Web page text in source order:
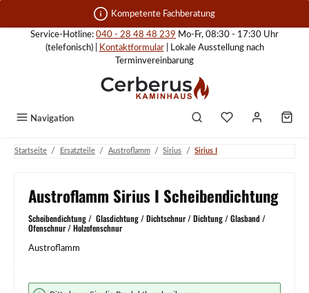
Zum Hauptinhalt springen Kompetente Fachberatung
Service-Hotline: 040 - 28 48 48 239 Mo-Fr, 08:30 - 17:30 Uhr
(telefonisch) |
Kontaktformular| Lokale Ausstellung nach
Terminvereinbarung
Navigation
Startseite / Ersatzteile / Austroflamm / Sirius / Sirius I
Austroflamm Sirius I Scheibendichtung
Scheibendichtung / Glasdichtung / Dichtschnur / Dichtung / Glasband /
Ofenschnur / Holzofenschnur
Austroflamm
Bildergalerie überspringen